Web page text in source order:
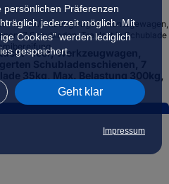
persönlichen Präferenzen
jederzeit möglich. Mit
Cookies” werden lediglich
gespeichert.
Geht klar
Impressum
- leer, Werkzeugwagen,
Schubladenschienen, 7
35kg, Max. Belastung 300kg,